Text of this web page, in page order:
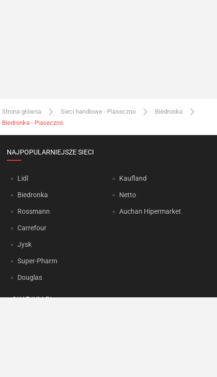
Strona główna Sieci handlowe - Piaseczno
Biedronka
Biedronka - Piaseczno
NAJPOPULARNIEJSZE SIECI
Lidl
Biedronka
Rossmann
Carrefour
Jysk
Super-Pharm
Douglas
Kaufland
Netto
Auchan Hipermarket
OKAZJUM.PL